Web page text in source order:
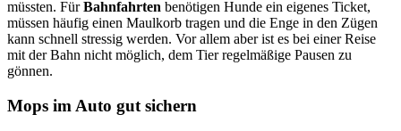
müssten. FürBahnfahrten benötigen Hunde ein eigenes Ticket,
müssen häufig einen Maulkorb tragen und die Enge in den Zügen
kann schnell stressig werden. Vor allem aber ist es bei einer Reise
mit der Bahn nicht möglich, dem Tier regelmäßige Pausen zu
gönnen.
Mops im Auto gut sichern